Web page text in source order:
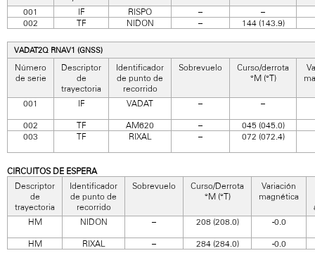
001
IF RISPO –
–
002
TF NIDON – 144 (143.9)
VADAT2Q RNAV1 (GNSS)
Número
de serie
Descriptor
de
trayectoria
Identificador
de punto de
recorrido
Sobrevuelo
Curso/derrota
°M (°T)
001 IF VADAT – –
002 TF AM620 –
045 (045.0)
003
TF RIXAL – 072 (072.4)
CIRCUITOS DE ESPERA
Descriptor
de
trayectoria
Identificador
de punto de
recorrido
Sobrevuelo
Curso/Derrota
°M (°T)
Variación
magnética
HM
NIDON – 208 (208.0) -0.0
HM RIXAL – 284 (284.0) -0.0